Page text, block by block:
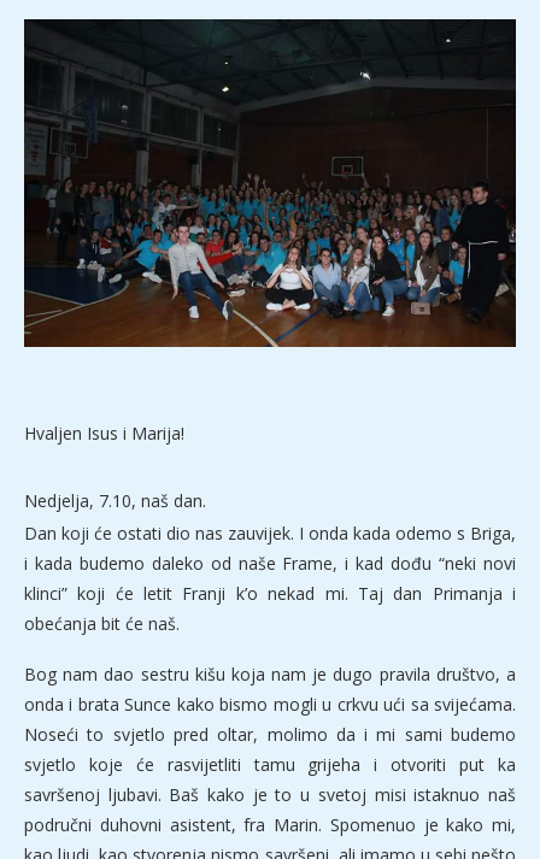
Hvaljen Isus i Marija!
Nedjelja, 7.10, naš dan.
Dan koji će ostati dio nas zauvijek. I onda kada odemo s Briga,
i kada budemo daleko od naše Frame, i kad dođu “neki novi
klinci” koji će letit Franji k’o nekad mi. Taj dan Primanja i
obećanja bit će naš.
Bog nam dao sestru kišu koja nam je dugo pravila društvo, a
onda i brata Sunce kako bismo mogli u crkvu ući sa svijećama.
Noseći to svjetlo pred oltar, molimo da i mi sami budemo
svjetlo koje će rasvijetliti tamu grijeha i otvoriti put ka
savršenoj ljubavi. Baš kako je to u svetoj misi istaknuo naš
područni duhovni asistent, fra Marin. Spomenuo je kako mi,